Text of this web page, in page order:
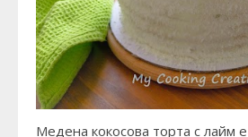
Медена кокосова торта с